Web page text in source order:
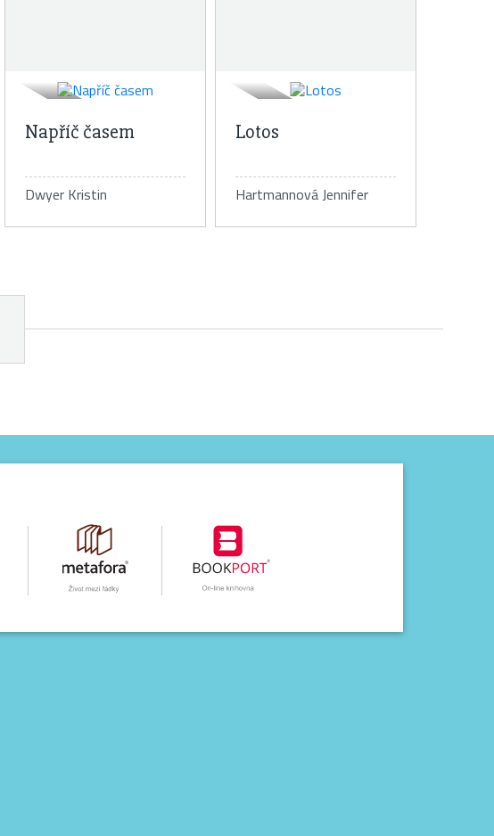
Napříč časem
Dwyer KristinDetail knihy
Lotos
Hartmannová Jennifer
Detail knihy